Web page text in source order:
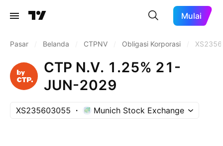
Mulai
Pasar Belanda CTPNV Obligasi Korporasi
CTP N.V. 1.25% 21-
JUN-2029
XS235603055 Munich Stock Exchange